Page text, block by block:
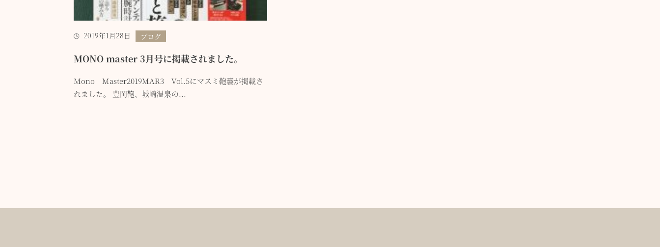
2019年1月28日 ブログ
MONO master 3月号に掲載されました。
Mono Master2019MAR3 Vol.5にマスミ鞄嚢が掲載さ
れました。 豊岡鞄、城崎温泉の...